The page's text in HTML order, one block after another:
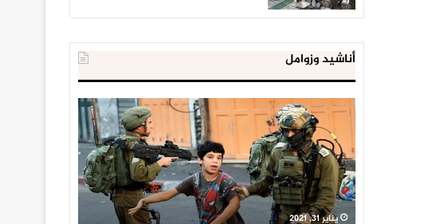
أناشيد وزوامل
العدو
الإسرائيلي
اعتقل
543
طفلا
فلسطينيا
خلال
يناير 31, 2021
الداخلية
المصرية
تعلن
إحباط
‘مخطط
كبير’